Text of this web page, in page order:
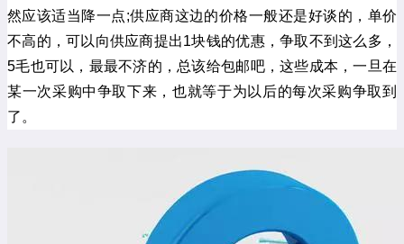
然应该适当降一点;供应商这边的价格一般还是好谈的，单价
不高的，可以向供应商提出1块钱的优惠，争取不到这么多，
5毛也可以，最最不济的，总该给包邮吧，这些成本，一旦在
某一次采购中争取下来，也就等于为以后的每次采购争取到
了。